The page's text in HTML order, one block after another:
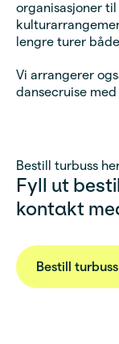
organisasjoner
lengre turer
Vi arrangerer
dansecruise med
Bestill turbuss
Fyll ut
kontakt
Bestill